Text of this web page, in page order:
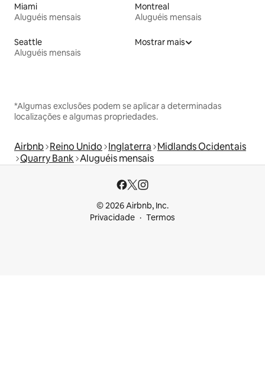
Miami
Aluguéis mensais
Montreal
Aluguéis mensais
Seattle
Aluguéis mensais
Mostrar mais
*Algumas exclusões podem se aplicar a determinadas
localizações e algumas propriedades.
Airbnb Reino Unido Inglaterra Midlands Ocidentais
Quarry Bank Aluguéis mensais
© 2026 Airbnb, Inc.
Privacidade
Termos